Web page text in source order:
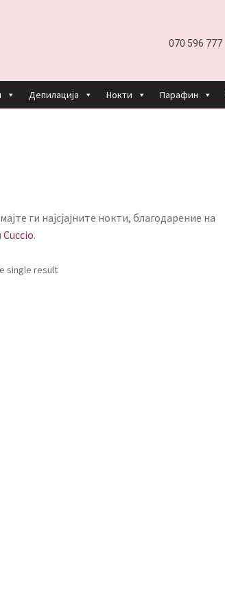
070 596 777
Депилација Нокти Парафин
RETURNS POLICY
ги најсјаjните нокти, благодарение на
Cuccio.
single result